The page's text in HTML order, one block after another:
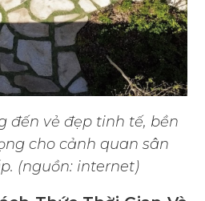
đến vẻ đẹp tinh tế, bền
cho cảnh quan sân
(nguồn: internet)